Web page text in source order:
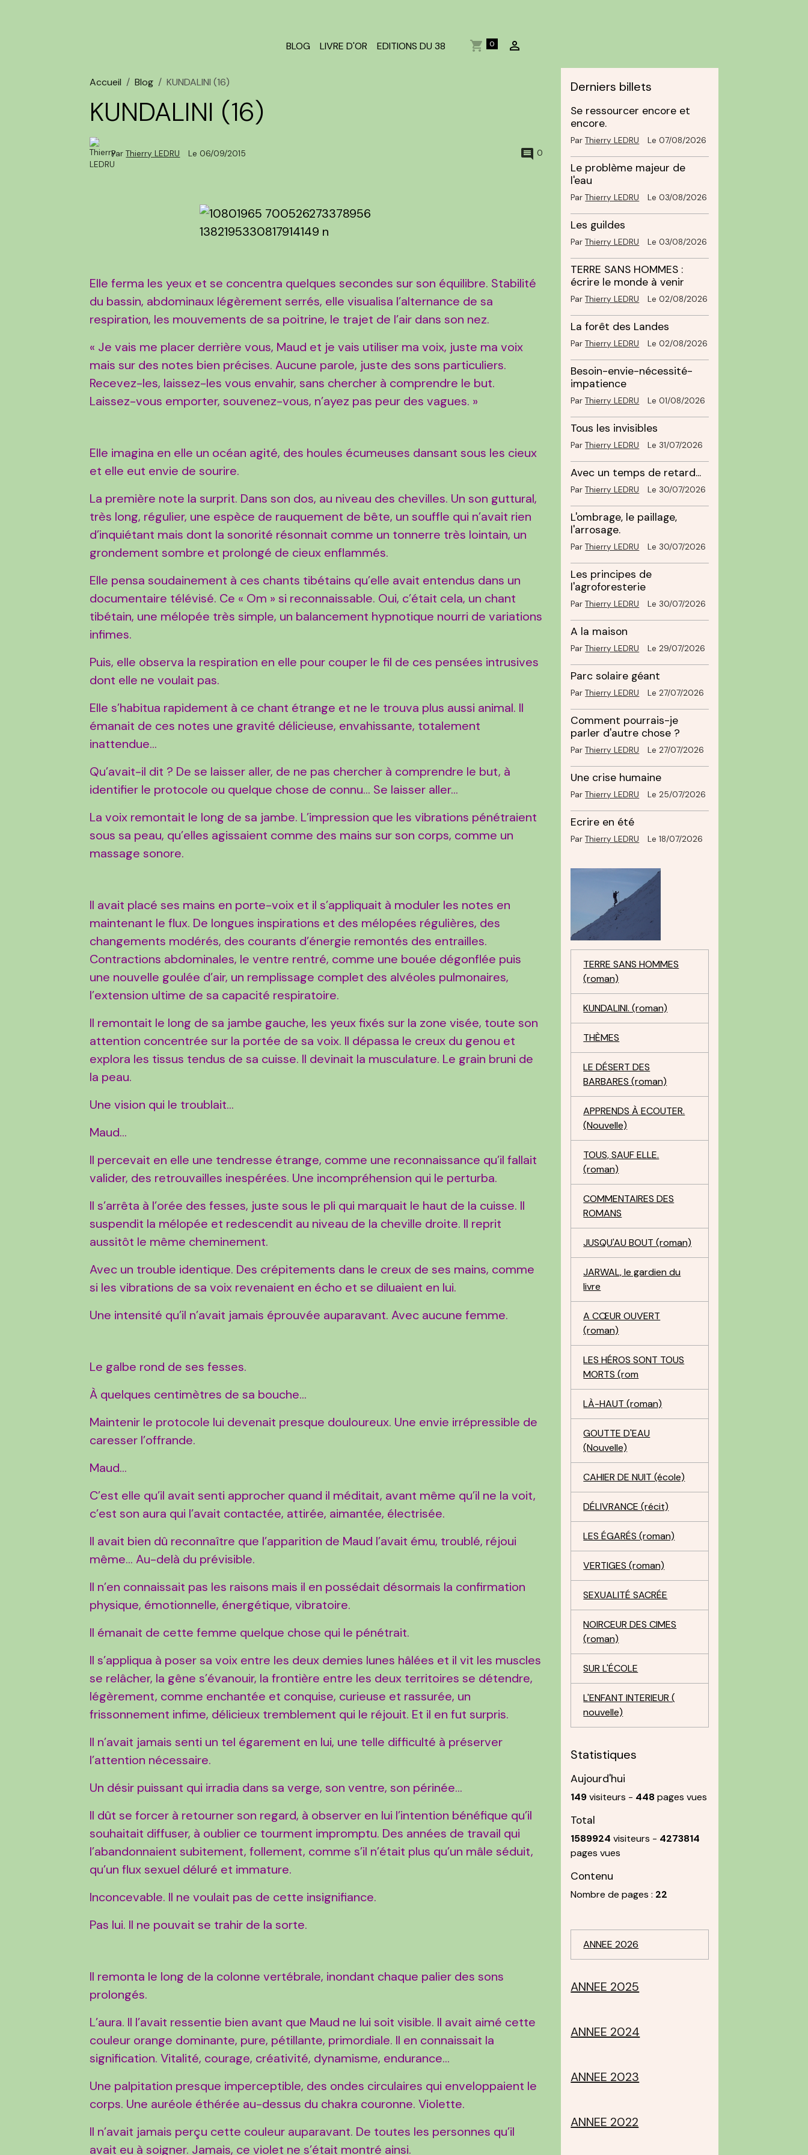
BLOG LIVRE D'OR EDITIONS DU 38 0
Accueil Blog KUNDALINI (16)
KUNDALINI (16)
ParThierry LEDRU Le 06/09/2015 0
Elle ferma les yeux et se concentra quelques secondes sur son équilibre. Stabilité
du bassin, abdominaux légèrement serrés, elle visualisa l’alternance de sa
respiration, les mouvements de sa poitrine, le trajet de l’air dans son nez.
« Je vais me placer derrière vous, Maud et je vais utiliser ma voix, juste ma voix
mais sur des notes bien précises. Aucune parole, juste des sons particuliers.
Recevez-les, laissez-les vous envahir, sans chercher à comprendre le but.
Laissez-vous emporter, souvenez-vous, n’ayez pas peur des vagues. »
Elle imagina en elle un océan agité, des houles écumeuses dansant sous les cieux
et elle eut envie de sourire.
La première note la surprit. Dans son dos, au niveau des chevilles. Un son guttural,
très long, régulier, une espèce de rauquement de bête, un souffle qui n’avait rien
d’inquiétant mais dont la sonorité résonnait comme un tonnerre très lointain, un
grondement sombre et prolongé de cieux enflammés.
Elle pensa soudainement à ces chants tibétains qu’elle avait entendus dans un
documentaire télévisé. Ce « Om » si reconnaissable. Oui, c’était cela, un chant
tibétain, une mélopée très simple, un balancement hypnotique nourri de variations
infimes.
Puis, elle observa la respiration en elle pour couper le fil de ces pensées intrusives
dont elle ne voulait pas.
Elle s’habitua rapidement à ce chant étrange et ne le trouva plus aussi animal. Il
émanait de ces notes une gravité délicieuse, envahissante, totalement
inattendue…
Qu’avait-il dit ? De se laisser aller, de ne pas chercher à comprendre le but, à
identifier le protocole ou quelque chose de connu… Se laisser aller…
La voix remontait le long de sa jambe. L’impression que les vibrations pénétraient
sous sa peau, qu’elles agissaient comme des mains sur son corps, comme un
massage sonore.
Il avait placé ses mains en porte-voix et il s’appliquait à moduler les notes en
maintenant le flux. De longues inspirations et des mélopées régulières, des
changements modérés, des courants d’énergie remontés des entrailles.
Contractions abdominales, le ventre rentré, comme une bouée dégonflée puis
une nouvelle goulée d’air, un remplissage complet des alvéoles pulmonaires,
l’extension ultime de sa capacité respiratoire.
Il remontait le long de sa jambe gauche, les yeux fixés sur la zone visée, toute son
attention concentrée sur la portée de sa voix. Il dépassa le creux du genou et
explora les tissus tendus de sa cuisse. Il devinait la musculature. Le grain bruni de
la peau.
Une vision qui le troublait…
Maud…
Il percevait en elle une tendresse étrange, comme une reconnaissance qu’il fallait
valider, des retrouvailles inespérées. Une incompréhension qui le perturba.
Il s’arrêta à l’orée des fesses, juste sous le pli qui marquait le haut de la cuisse. Il
suspendit la mélopée et redescendit au niveau de la cheville droite. Il reprit
aussitôt le même cheminement.
Avec un trouble identique. Des crépitements dans le creux de ses mains, comme
si les vibrations de sa voix revenaient en écho et se diluaient en lui.
Une intensité qu’il n’avait jamais éprouvée auparavant. Avec aucune femme.
Le galbe rond de ses fesses.
À quelques centimètres de sa bouche...
Maintenir le protocole lui devenait presque douloureux. Une envie irrépressible de
caresser l’offrande.
Maud…
C’est elle qu’il avait senti approcher quand il méditait, avant même qu’il ne la voit,
c’est son aura qui l’avait contactée, attirée, aimantée, électrisée.
Il avait bien dû reconnaître que l’apparition de Maud l’avait ému, troublé, réjoui
même… Au-delà du prévisible.
Il n’en connaissait pas les raisons mais il en possédait désormais la confirmation
physique, émotionnelle, énergétique, vibratoire.
Il émanait de cette femme quelque chose qui le pénétrait.
Il s’appliqua à poser sa voix entre les deux demies lunes hâlées et il vit les muscles
se relâcher, la gêne s’évanouir, la frontière entre les deux territoires se détendre,
légèrement, comme enchantée et conquise, curieuse et rassurée, un
frissonnement infime, délicieux tremblement qui le réjouit. Et il en fut surpris.
Il n’avait jamais senti un tel égarement en lui, une telle difficulté à préserver
l’attention nécessaire.
Un désir puissant qui irradia dans sa verge, son ventre, son périnée…
Il dût se forcer à retourner son regard, à observer en lui l’intention bénéfique qu’il
souhaitait diffuser, à oublier ce tourment impromptu. Des années de travail qui
l’abandonnaient subitement, follement, comme s’il n’était plus qu’un mâle séduit,
qu’un flux sexuel déluré et immature.
Inconcevable. Il ne voulait pas de cette insignifiance.
Pas lui. Il ne pouvait se trahir de la sorte.
Il remonta le long de la colonne vertébrale, inondant chaque palier des sons
prolongés.
L’aura. Il l’avait ressentie bien avant que Maud ne lui soit visible. Il avait aimé cette
couleur orange dominante, pure, pétillante, primordiale. Il en connaissait la
signification. Vitalité, courage, créativité, dynamisme, endurance…
Une palpitation presque imperceptible, des ondes circulaires qui enveloppaient le
corps. Une auréole éthérée au-dessus du chakra couronne. Violette.
Il n’avait jamais perçu cette couleur auparavant. De toutes les personnes qu’il
avait eu à soigner. Jamais, ce violet ne s’était montré ainsi.
Derniers billets
Se ressourcer encore et
encore.
ParThierry LEDRU Le 07/08/2026
Le problème majeur de
l'eau
ParThierry LEDRU Le 03/08/2026
Les guildes
ParThierry LEDRU Le 03/08/2026
TERRE SANS HOMMES :
écrire le monde à venir
ParThierry LEDRU Le 02/08/2026
La forêt des Landes
ParThierry LEDRU Le 02/08/2026
Besoin-envie-nécessité-
impatience
ParThierry LEDRU Le 01/08/2026
Tous les invisibles
ParThierry LEDRU Le 31/07/2026
Avec un temps de retard...
ParThierry LEDRU Le 30/07/2026
L'ombrage, le paillage,
l'arrosage.
ParThierry LEDRU Le 30/07/2026
Les principes de
l'agroforesterie
ParThierry LEDRU Le 30/07/2026
A la maison
ParThierry LEDRU Le 29/07/2026
Parc solaire géant
ParThierry LEDRU Le 27/07/2026
Comment pourrais-je
parler d'autre chose ?
ParThierry LEDRU Le 27/07/2026
Une crise humaine
ParThierry LEDRU Le 25/07/2026
Ecrire en été
ParThierry LEDRU Le 18/07/2026
TERRE SANS HOMMES
(roman)
KUNDALINI. (roman)
THÈMES
LE DÉSERT DES
BARBARES (roman)
APPRENDS À ECOUTER.
(Nouvelle)
TOUS, SAUF ELLE.
(roman)
COMMENTAIRES DES
ROMANS
JUSQU'AU BOUT (roman)
JARWAL, le gardien du
livre
A CŒUR OUVERT
(roman)
LES HÉROS SONT TOUS
MORTS (rom
LÀ-HAUT (roman)
GOUTTE D'EAU
(Nouvelle)
CAHIER DE NUIT (école)
DÉLIVRANCE (récit)
LES ÉGARÉS (roman)
VERTIGES (roman)
SEXUALITÉ SACRÉE
NOIRCEUR DES CIMES
(roman)
SUR L'ÉCOLE
L'ENFANT INTERIEUR (
nouvelle)
Statistiques
Aujourd'hui
149visiteurs - 448pages vues
Total
1589924 visiteurs - 4273814
pages vues
Contenu
Nombre de pages : 22
ANNEE 2026
ANNEE 2025
ANNEE 2024
ANNEE 2023
ANNEE 2022